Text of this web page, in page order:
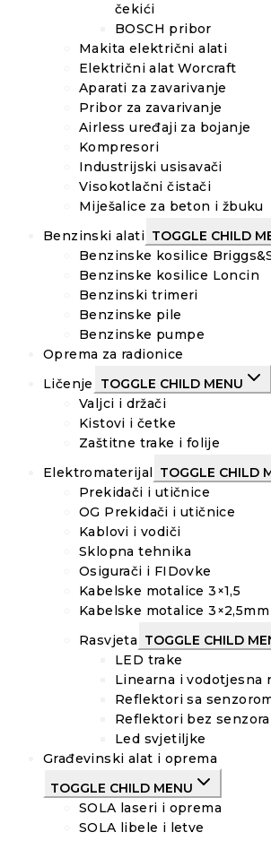
čekići
BOSCH pribor
Makita električni alati
Električni alat Worcraft
Aparati za zavarivanje
Pribor za zavarivanje
Airless uređaji za bojanje
Kompresori
Industrijski usisavači
Visokotlačni čistači
Miješalice za beton i žbuku
Benzinski alati TOGGLE CHILD
Benzinske kosilice
Benzinske kosilice Loncin
Benzinski trimeri
Benzinske pile
Benzinske pumpe
Oprema za radionice
Ličenje
TOGGLE CHILD MENU
Valjci i držači
Kistovi i četke
Zaštitne trake i folije
Elektromaterijal
TOGGLE CHILD
Prekidači i utičnice
OG Prekidači i utičnice
Kablovi i vodiči
Sklopna tehnika
Osigurači i FIDovke
Kabelske motalice 3×1,5
Kabelske motalice 3×2,5mm
Rasvjeta TOGGLE CHILD
LED trake
Linearna i vodotjesna
Reflektori sa
Reflektori bez senzora
Led svjetiljke
Građevinski alat i oprema
TOGGLE CHILD MENU
SOLA laseri i oprema
SOLA libele i letve